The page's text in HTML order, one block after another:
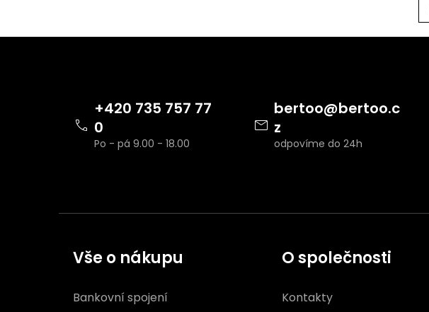
bertoo@bertoo.c
z
+420 735 757 77
0
Vše o nákupu
Bankovní spojení
O společnosti
Kontakty